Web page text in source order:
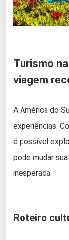
Turismo
viagem
A América do
experiências.
é possível
pode mudar
inesperada.
Roteiro